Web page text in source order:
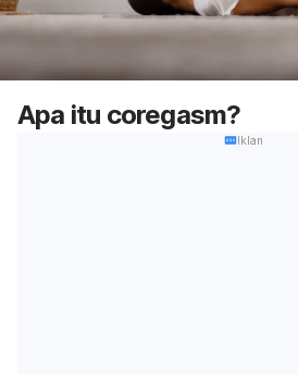
Apa itu coregasm?
Iklan